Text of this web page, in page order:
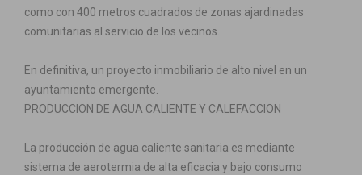
como con 400 metros cuadrados de zonas ajardinadas
comunitarias al servicio de los vecinos.
En definitiva, un proyecto inmobiliario de alto nivel en un
ayuntamiento emergente.
PRODUCCION DE AGUA CALIENTE Y CALEFACCION
La producción de agua caliente sanitaria es mediante
sistema de aerotermia de alta eficacia y bajo consumo